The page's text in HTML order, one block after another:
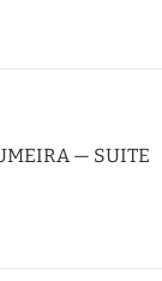
— SUITE